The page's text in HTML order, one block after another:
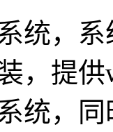
统，
，提
统，